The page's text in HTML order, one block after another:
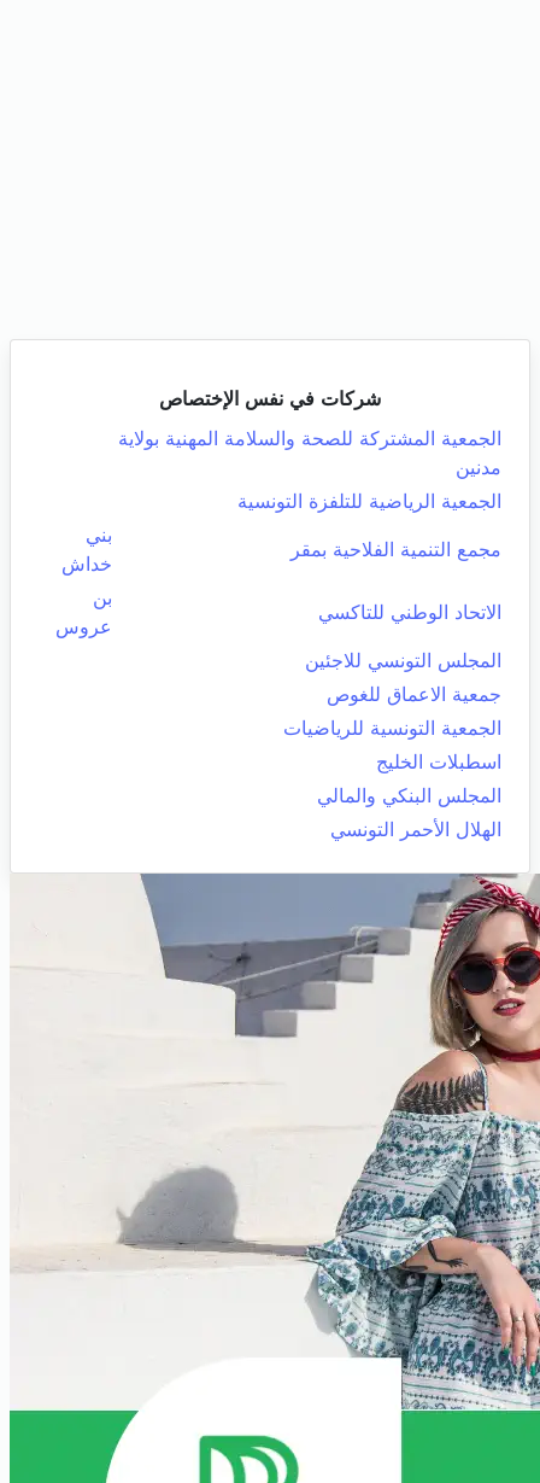
شركات في نفس الإختصاص
الجمعية المشتركة للصحة والسلامة المهنية بولاية
مدنين
الجمعية الرياضية للتلفزة التونسية
مجمع التنمية الفلاحية بمقر
بني
خداش
الاتحاد الوطني للتاكسي
بن
عروس
المجلس التونسي للاجئين
جمعية الاعماق للغوص
الجمعية التونسية للرياضيات
اسطبلات الخليج
المجلس البنكي والمالي
الهلال الأحمر التونسي